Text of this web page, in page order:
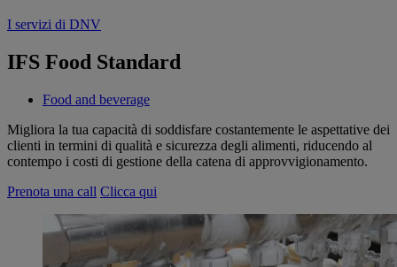
I servizi di DNV
IFS Food Standard
Food and beverage
Migliora la tua capacità di soddisfare costantemente le aspettative dei
clienti in termini di qualità e sicurezza degli alimenti, riducendo al
contempo i costi di gestione della catena di approvvigionamento.
Prenota una call Clicca qui